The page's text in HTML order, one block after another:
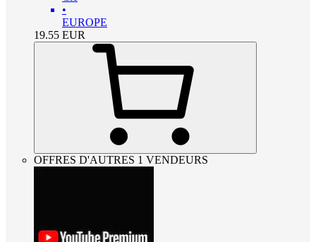
•
EUROPE
19.55 EUR
OFFRES D'AUTRES 1 VENDEURS